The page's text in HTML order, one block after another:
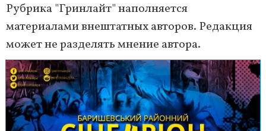
Рубрика "Гринлайт" наполняется
материалами внештатных авторов. Редакция
может не разделять мнение автора.